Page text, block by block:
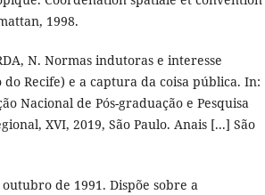
1998.
N. Normas indutoras e interesse
Recife) e a captura da coisa pública. In:
Nacional de Pós-graduação e Pesquisa
XVI, 2019, São Paulo. Anais [...] São
de 1991. Dispõe sobre a